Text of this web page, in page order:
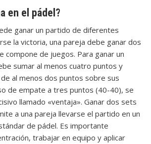
en el pádel?
ganar un partido de diferentes
la victoria, una pareja debe ganar dos
compone de juegos. Para ganar un
sumar al menos cuatro puntos y
al menos dos puntos sobre sus
de empate a tres puntos (40-40), se
llamado «ventaja». Ganar dos sets
a una pareja llevarse el partido en un
de pádel. Es importante
trabajar en equipo y aplicar